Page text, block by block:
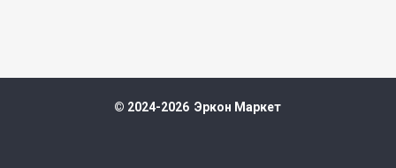
© 2024-2026 Эркон Маркет